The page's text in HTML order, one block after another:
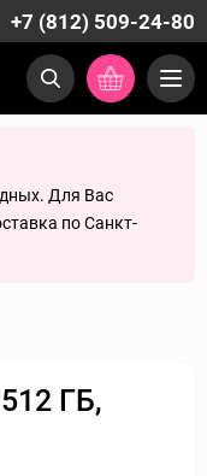
+7 (812) 509-24-80
Для Вас
по Санкт-
ГБ,